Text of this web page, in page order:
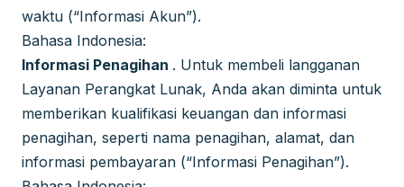
waktu (“Informasi Akun”).
Bahasa Indonesia:
Informasi Penagihan . Untuk membeli langganan
Layanan Perangkat Lunak, Anda akan diminta untuk
memberikan kualifikasi keuangan dan informasi
penagihan, seperti nama penagihan, alamat, dan
informasi pembayaran (“Informasi Penagihan”).